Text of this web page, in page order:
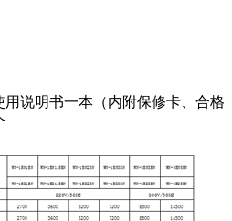
明书一本（内附保修卡、合格